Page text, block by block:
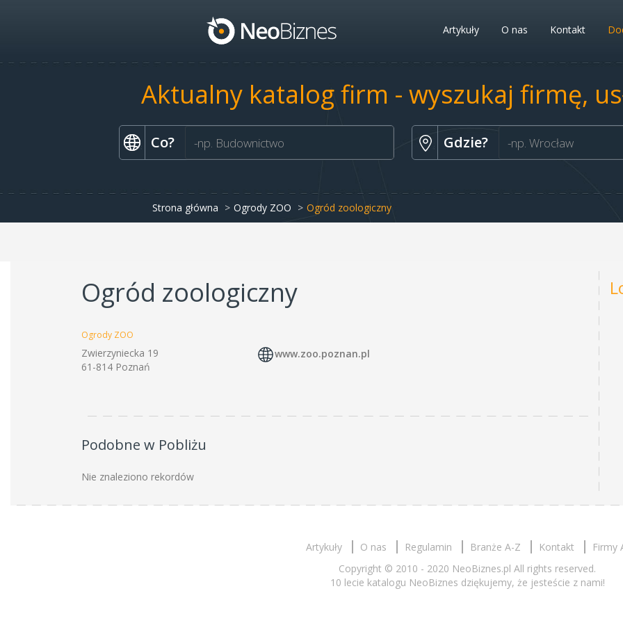
Artykuły O nas Kontakt
Aktualny katalog firm - wyszukaj firmę,
Co? Gdzie?
Strona główna Ogrody ZOO Ogród zoologiczny
Ogród zoologiczny
Ogrody ZOO
Zwierzyniecka 19
61-814 Poznań
www.zoo.poznan.pl
Podobne w Pobliżu
Nie znaleziono rekordów
Artykuły O nas Regulamin Branże A-Z Kontakt
Firmy
Copyright © 2010 - 2020 NeoBiznes.pl All rights reserved.
10 lecie katalogu NeoBiznes dziękujemy, że jesteście z nami!